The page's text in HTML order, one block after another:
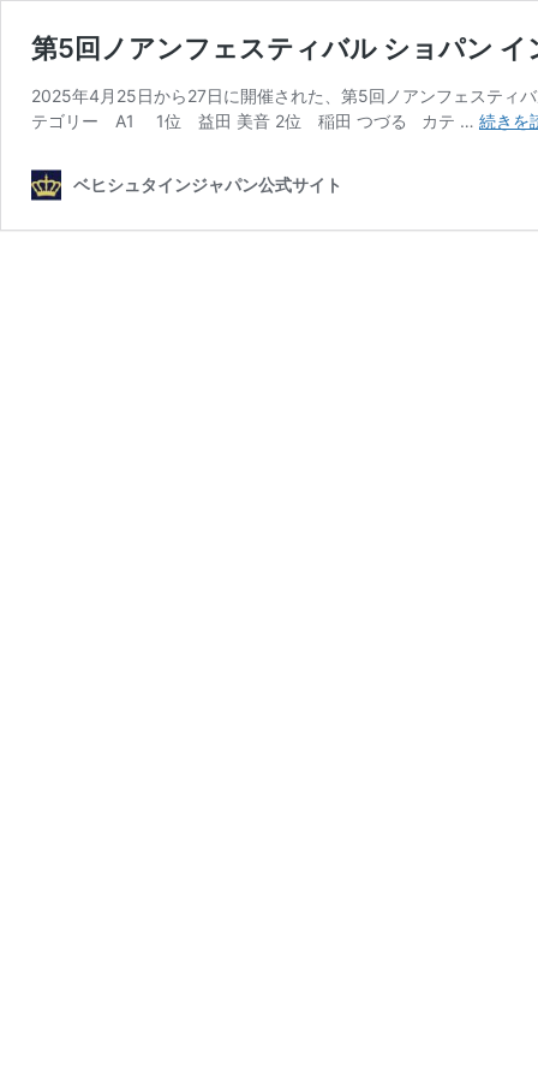
第5回ノアンフェスティバル ショパン
2025年4月25日から27日に開催された、第5回ノアンフェスティ
テゴリー A1 1位 益田 美音 2位 稲田 つづる カテ … 続きを
ベヒシュタインジャパン公式サイト